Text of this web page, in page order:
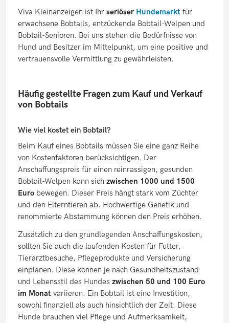
Viva Kleinanzeigen ist Ihr seriöser Hundemarkt für
erwachsene Bobtails, entzückende Bobtail-Welpen und
Bobtail-Senioren. Bei uns stehen die Bedürfnisse von
Hund und Besitzer im Mittelpunkt, um eine positive und
vertrauensvolle Vermittlung zu gewährleisten.
Häufig gestellte Fragen zum Kauf und Verkauf
von Bobtails
Wie viel kostet ein Bobtail?
Beim Kauf eines Bobtails müssen Sie eine ganz Reihe
von Kostenfaktoren berücksichtigen. Der
Anschaffungspreis für einen reinrassigen, gesunden
Bobtail-Welpen kann sich zwischen 1000 und 1500
Eurobewegen. Dieser Preis hängt stark vom Züchter
und den Elterntieren ab. Hochwertige Genetik und
renommierte Abstammung können den Preis erhöhen.
Zusätzlich zu den grundlegenden Anschaffungskosten,
sollten Sie auch die laufenden Kosten für Futter,
Tierarztbesuche, Pflegeprodukte und Versicherung
einplanen. Diese können je nach Gesundheitszustand
und Lebensstil des Hundes zwischen 50 und 100 Euro
im Monat variieren. Ein Bobtail ist eine Investition,
sowohl finanziell als auch hinsichtlich der Zeit. Diese
Hunde brauchen viel Pflege und Aufmerksamkeit,